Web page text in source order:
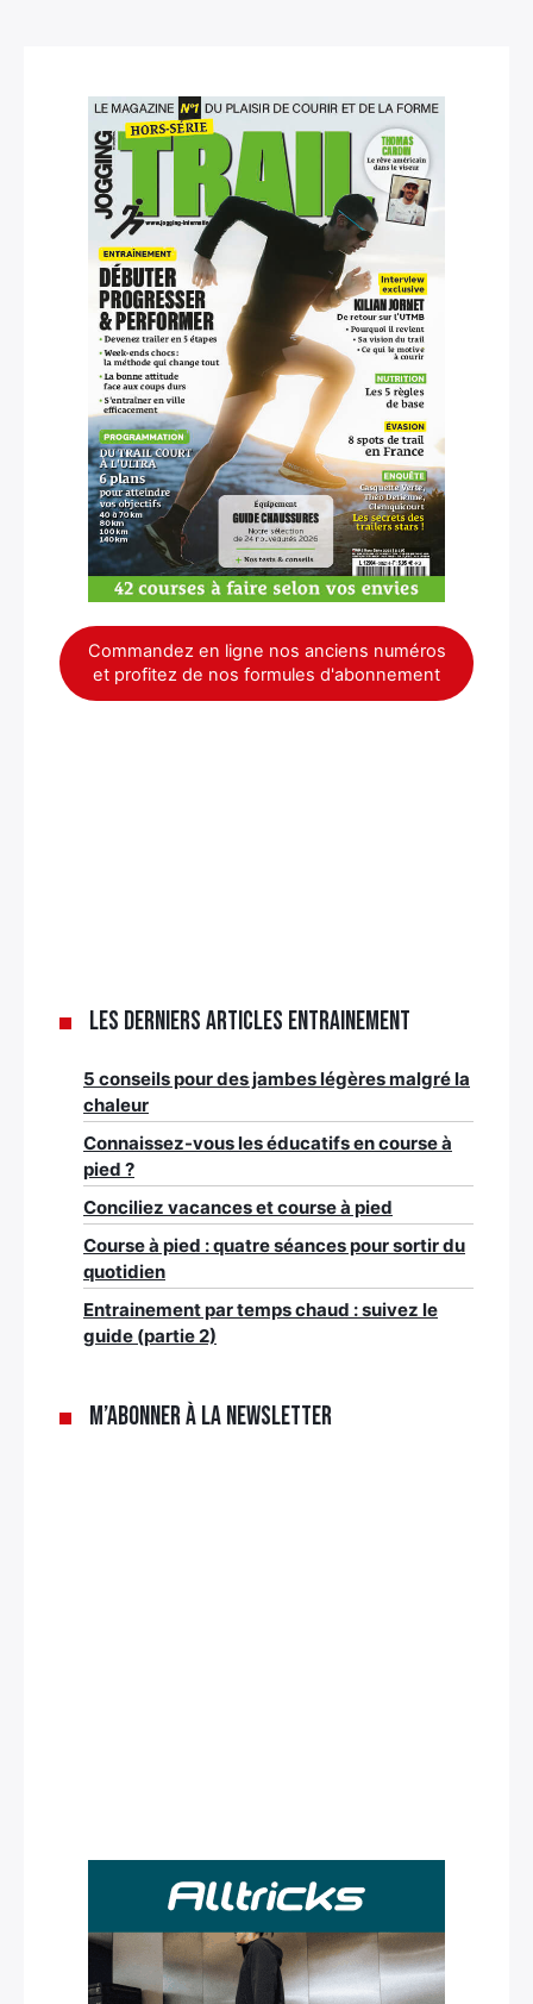
Commandez en ligne nos anciens numéros
et profitez de nos formules d'abonnement
Les derniers articles Entrainement
5 conseils pour des jambes légères malgré la
chaleur
Connaissez-vous les éducatifs en course à
pied ?
Conciliez vacances et course à pied
Course à pied : quatre séances pour sortir du
quotidien
Entrainement par temps chaud : suivez le
guide (partie 2)
M’abonner à la newsletter
Rechercher